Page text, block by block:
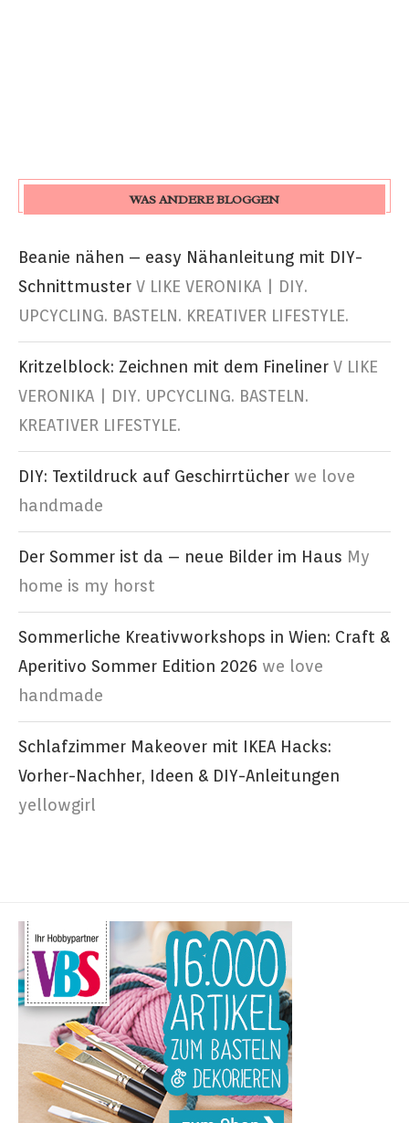
WAS ANDERE BLOGGEN
Beanie nähen – easy Nähanleitung mit DIY-
Schnittmuster V LIKE VERONIKA | DIY.
UPCYCLING. BASTELN. KREATIVER LIFESTYLE.
Kritzelblock: Zeichnen mit dem Fineliner V LIKE
VERONIKA | DIY. UPCYCLING. BASTELN.
KREATIVER LIFESTYLE.
DIY: Textildruck auf Geschirrtücher we love
handmade
Der Sommer ist da – neue Bilder im Haus My
home is my horst
Sommerliche Kreativworkshops in Wien: Craft &
Aperitivo Sommer Edition 2026 we love
handmade
Schlafzimmer Makeover mit IKEA Hacks:
Vorher-Nachher, Ideen & DIY-Anleitungen
yellowgirl